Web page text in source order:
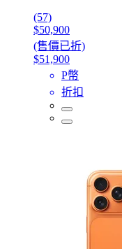
(57)
$50,900
(售價已折)
$51,900
P幣
折扣